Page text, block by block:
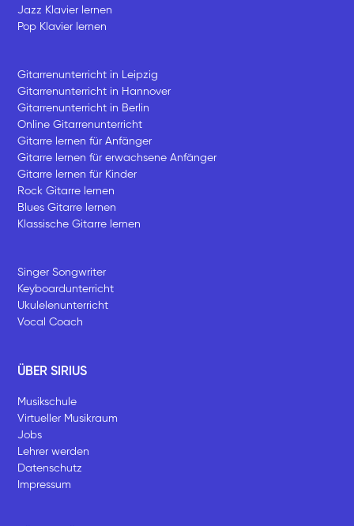
Jazz Klavier lernen
Pop Klavier lernen
Gitarrenunterricht in Leipzig
Gitarrenunterricht in Hannover
Gitarrenunterricht in Berlin
Online Gitarrenunterricht
Gitarre lernen für Anfänger
Gitarre lernen für erwachsene Anfänger
Gitarre lernen für Kinder
Rock Gitarre lernen
Blues Gitarre lernen
Klassische Gitarre lernen
Singer Songwriter
Keyboardunterricht
Ukulelenunterricht
Vocal Coach
ÜBER SIRIUS
Musikschule
Virtueller Musikraum
Jobs
Lehrer werden
Datenschutz
Impressum